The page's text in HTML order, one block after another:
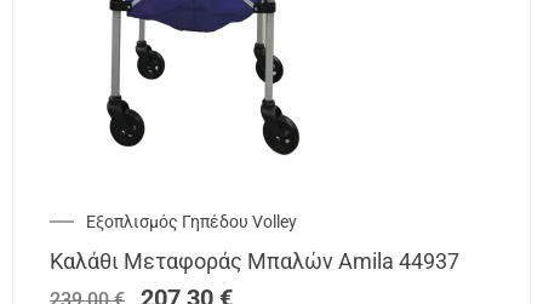
Εξοπλισμός Γηπέδου Volley
Καλάθι Μεταφοράς Μπαλών Amila 44937